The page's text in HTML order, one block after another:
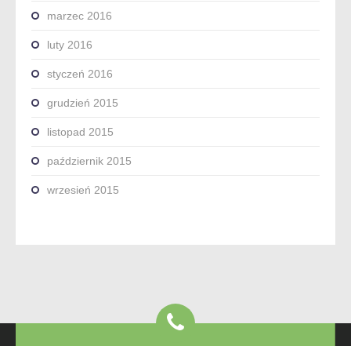
marzec 2016
luty 2016
styczeń 2016
grudzień 2015
listopad 2015
październik 2015
wrzesień 2015